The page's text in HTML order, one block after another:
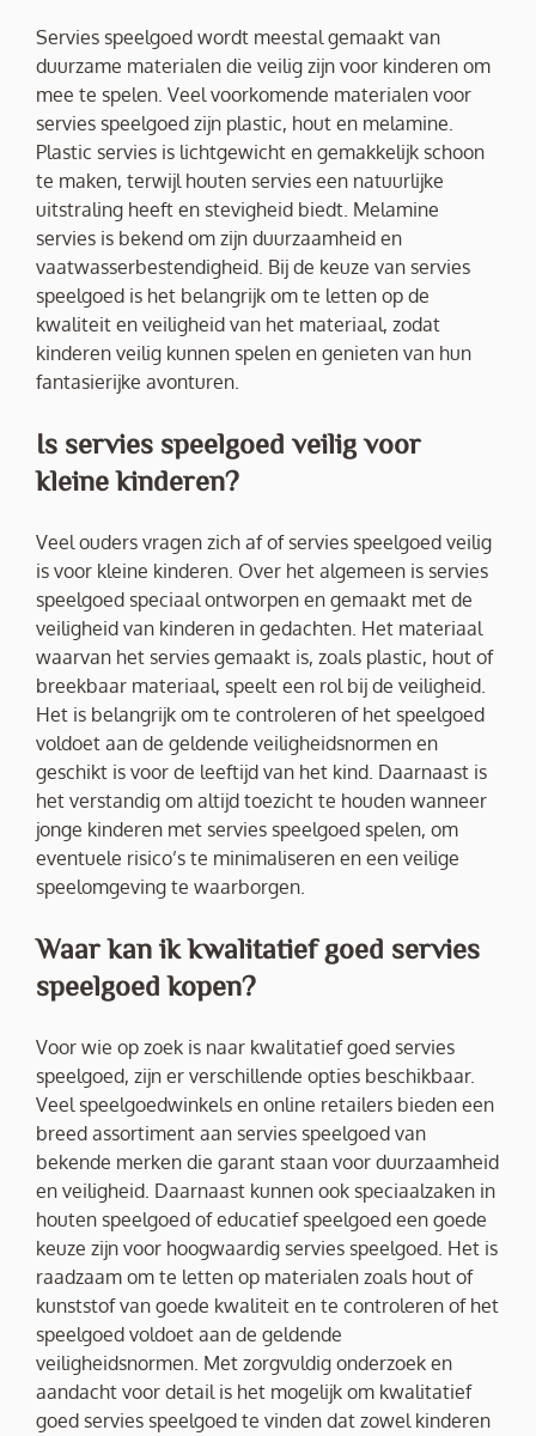
Servies speelgoed wordt meestal gemaakt van
duurzame materialen die veilig zijn voor kinderen om
mee te spelen. Veel voorkomende materialen voor
servies speelgoed zijn plastic, hout en melamine.
Plastic servies is lichtgewicht en gemakkelijk schoon
te maken, terwijl houten servies een natuurlijke
uitstraling heeft en stevigheid biedt. Melamine
servies is bekend om zijn duurzaamheid en
vaatwasserbestendigheid. Bij de keuze van servies
speelgoed is het belangrijk om te letten op de
kwaliteit en veiligheid van het materiaal, zodat
kinderen veilig kunnen spelen en genieten van hun
fantasierijke avonturen.
Is servies speelgoed veilig voor
kleine kinderen?
Veel ouders vragen zich af of servies speelgoed veilig
is voor kleine kinderen. Over het algemeen is servies
speelgoed speciaal ontworpen en gemaakt met de
veiligheid van kinderen in gedachten. Het materiaal
waarvan het servies gemaakt is, zoals plastic, hout of
breekbaar materiaal, speelt een rol bij de veiligheid.
Het is belangrijk om te controleren of het speelgoed
voldoet aan de geldende veiligheidsnormen en
geschikt is voor de leeftijd van het kind. Daarnaast is
het verstandig om altijd toezicht te houden wanneer
jonge kinderen met servies speelgoed spelen, om
eventuele risico’s te minimaliseren en een veilige
speelomgeving te waarborgen.
Waar kan ik kwalitatief goed servies
speelgoed kopen?
Voor wie op zoek is naar kwalitatief goed servies
speelgoed, zijn er verschillende opties beschikbaar.
Veel speelgoedwinkels en online retailers bieden een
breed assortiment aan servies speelgoed van
bekende merken die garant staan voor duurzaamheid
en veiligheid. Daarnaast kunnen ook speciaalzaken in
houten speelgoed of educatief speelgoed een goede
keuze zijn voor hoogwaardig servies speelgoed. Het is
raadzaam om te letten op materialen zoals hout of
kunststof van goede kwaliteit en te controleren of het
speelgoed voldoet aan de geldende
veiligheidsnormen. Met zorgvuldig onderzoek en
aandacht voor detail is het mogelijk om kwalitatief
goed servies speelgoed te vinden dat zowel kinderen